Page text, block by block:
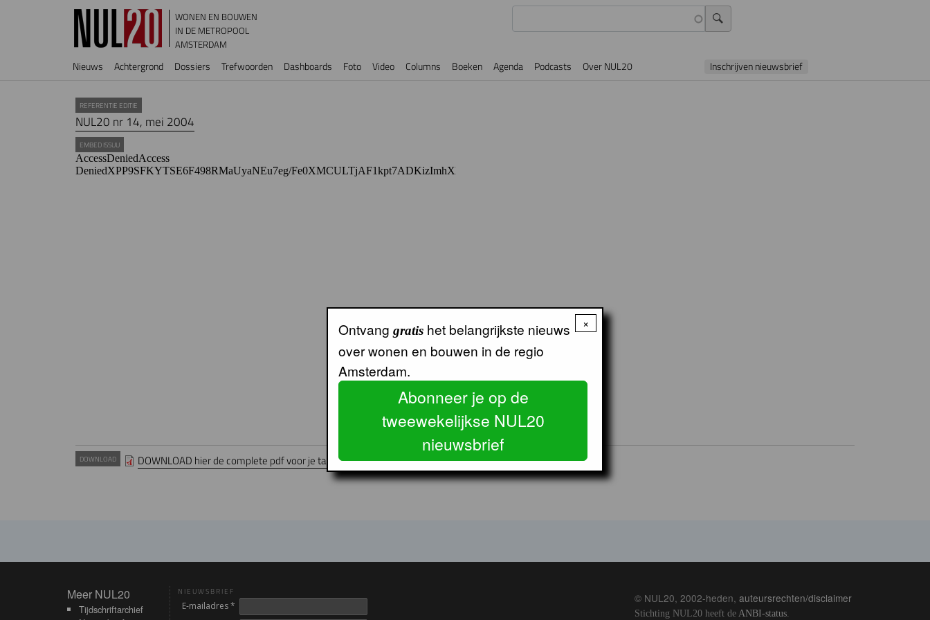
Overslaan en naar de inhoud gaan
WONEN EN BOUWEN
IN DE METROPOOL
AMSTERDAM
Hoofdnavigatie
Nieuws Achtergrond Dossiers Trefwoorden Dashboards Foto Video Columns Boeken Agenda Podcasts Over NUL20 Inschrijven nieuwsbrief
REFERENTIE EDITIE
NUL20 nr 14, mei 2004
EMBED ISSUU
DOWNLOAD DOWNLOAD hier de complete pdf voor je tablet, smartphone of pc.
Meer NUL20
Meer NUL20
Tijdschriftarchief
NIEUWSBRIEF
E-mailadres *
© NUL20, 2002-heden, auteursrechten/disclaimer
Stichting NUL20 heeft de ANBI-status
×
Ontvang gratis het belangrijkste nieuws
over wonen en bouwen in de regio
Amsterdam.
Abonneer je op de
tweewekelijkse NUL20
nieuwsbrief